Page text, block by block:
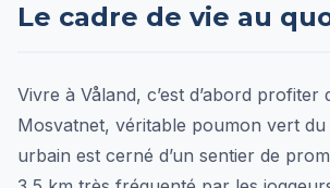
Le cadre de vie au
Vivre à Våland, c’est d’abord profiter
Mosvatnet, véritable poumon vert du
urbain est cerné d’un sentier de